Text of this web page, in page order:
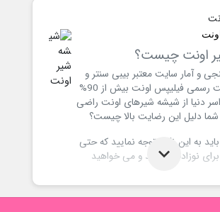
اونت چیست؟
و آمار سایت معتبر بیبی سنتر و
همچنین سایت رسمی فیلیپس اونت بیش از 90%
دنیا از شیشه شیرهای اونت راضی
دلیل این رضایت بالا چیست؟
به این نکته توجه نمایید که حتی
نوزادتان دارید و می خواهید
نیز به شیشه شیر نیاز پیدا خواهید